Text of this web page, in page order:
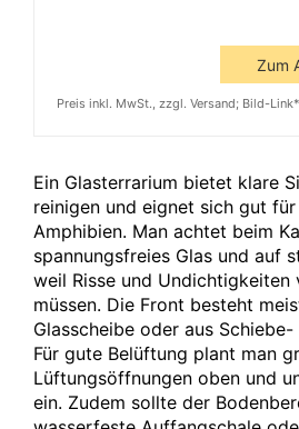
Zum
Preis inkl. MwSt., zzgl. Versand; Bild-Link*
Ein Glasterrarium bietet klare
reinigen und eignet sich gut
Amphibien. Man achtet beim
spannungsfreies Glas und auf
weil Risse und Undichtigkeiten
müssen. Die Front besteht
Glasscheibe oder aus
Für gute Belüftung plant man
Lüftungsöffnungen oben und
ein. Zudem sollte der